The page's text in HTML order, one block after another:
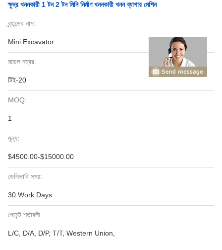
ক্ষুদ্র খননকারী 1 টন 2 টন মিনি নির্মাণ খননকারী খনন ব্যাগার মেশিন
ব্র্যান্ডের নাম:
Mini Excavator
মডেল নম্বর:
টিই-20
MOQ:
1
মূল্য:
$4500.00-$15000.00
ডেলিভারি সময়:
30 Work Days
পেমেন্ট শর্তাবলী:
L/C, D/A, D/P, T/T, Western Union,